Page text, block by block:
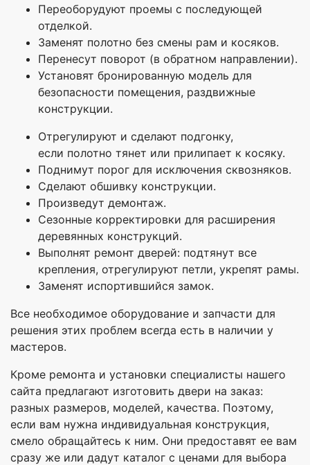
Переоборудуют проемы с последующей
отделкой.
Заменят полотно без смены рам и косяков.
Перенесут поворот (в обратном направлении).
Установят бронированную модель для
безопасности помещения, раздвижные
конструкции.
Отрегулируют и сделают подгонку,
если полотно тянет или прилипает к косяку.
Поднимут порог для исключения сквозняков.
Сделают обшивку конструкции.
Произведут демонтаж.
Сезонные корректировки для расширения
деревянных конструкций.
Выполнят ремонт дверей: подтянут все
крепления, отрегулируют петли, укрепят рамы.
Заменят испортившийся замок.
Все необходимое оборудование и запчасти для
решения этих проблем всегда есть в наличии у
мастеров.
Кроме ремонта и установки специалисты нашего
сайта предлагают изготовить двери на заказ:
разных размеров, моделей, качества. Поэтому,
если вам нужна индивидуальная конструкция,
смело обращайтесь к ним. Они предоставят ее вам
сразу же или дадут каталог с ценами для выбора